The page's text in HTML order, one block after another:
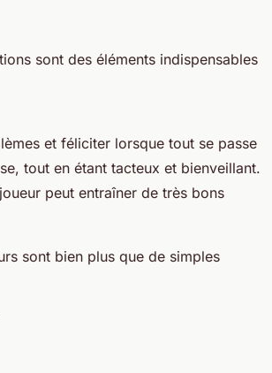
sont des éléments indispensables
et féliciter lorsque tout se passe
tout en étant tacteux et bienveillant.
peut entraîner de très bons
sont bien plus que de simples